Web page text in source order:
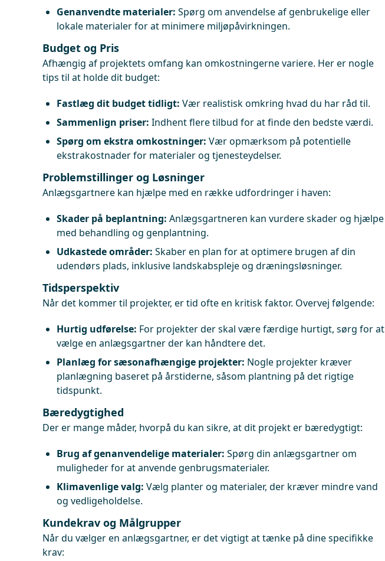
Genanvendte materialer: Spørg om anvendelse af genbrukelige eller
lokale materialer for at minimere miljøpåvirkningen.
Budget og Pris
Afhængig af projektets omfang kan omkostningerne variere. Her er nogle
tips til at holde dit budget:
Fastlæg dit budget tidligt: Vær realistisk omkring hvad du har råd til.
Sammenlign priser: Indhent flere tilbud for at finde den bedste værdi.
Spørg om ekstra omkostninger: Vær opmærksom på potentielle
ekstrakostnader for materialer og tjenesteydelser.
Problemstillinger og Løsninger
Anlægsgartnere kan hjælpe med en række udfordringer i haven:
Skader på beplantning: Anlægsgartneren kan vurdere skader og hjælpe
med behandling og genplantning.
Udkastede områder: Skaber en plan for at optimere brugen af din
udendørs plads, inklusive landskabspleje og dræningsløsninger.
Tidsperspektiv
Når det kommer til projekter, er tid ofte en kritisk faktor. Overvej følgende:
Hurtig udførelse: For projekter der skal være færdige hurtigt, sørg for at
vælge en anlægsgartner der kan håndtere det.
Planlæg for sæsonafhængige projekter: Nogle projekter kræver
planlægning baseret på årstiderne, såsom plantning på det rigtige
tidspunkt.
Bæredygtighed
Der er mange måder, hvorpå du kan sikre, at dit projekt er bæredygtigt:
Brug af genanvendelige materialer: Spørg din anlægsgartner om
muligheder for at anvende genbrugsmaterialer.
Klimavenlige valg: Vælg planter og materialer, der kræver mindre vand
og vedligeholdelse.
Kundekrav og Målgrupper
Når du vælger en anlægsgartner, er det vigtigt at tænke på dine specifikke
krav: